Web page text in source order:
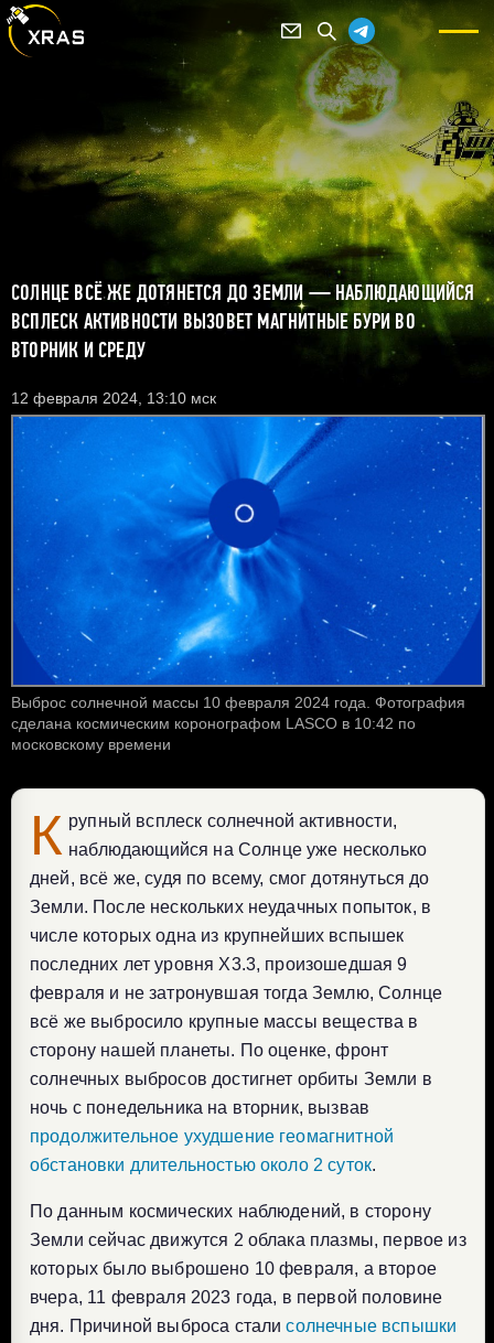
СОЛНЦЕ ВСЁ ЖЕ ДОТЯНЕТСЯ ДО ЗЕМЛИ — НАБЛЮДАЮЩИЙСЯ
ВСПЛЕСК АКТИВНОСТИ ВЫЗОВЕТ МАГНИТНЫЕ БУРИ ВО
ВТОРНИК И СРЕДУ
12 февраля 2024, 13:10 мск
Выброс солнечной массы 10 февраля 2024 года. Фотография
сделана космическим коронографом LASCO в 10:42 по
московскому времени
К рупный всплеск солнечной активности,
наблюдающийся на Солнце уже несколько
дней, всё же, судя по всему, смог дотянуться до
Земли. После нескольких неудачных попыток, в
числе которых одна из крупнейших вспышек
последних лет уровня X3.3, произошедшая 9
февраля и не затронувшая тогда Землю, Солнце
всё же выбросило крупные массы вещества в
сторону нашей планеты. По оценке, фронт
солнечных выбросов достигнет орбиты Земли в
ночь с понедельника на вторник, вызвав
продолжительное ухудшение геомагнитной
обстановки длительностью около 2 суток.
По данным космических наблюдений, в сторону
Земли сейчас движутся 2 облака плазмы, первое из
которых было выброшено 10 февраля, а второе
вчера, 11 февраля 2023 года, в первой половине
дня. Причиной выброса сталисолнечные вспышки